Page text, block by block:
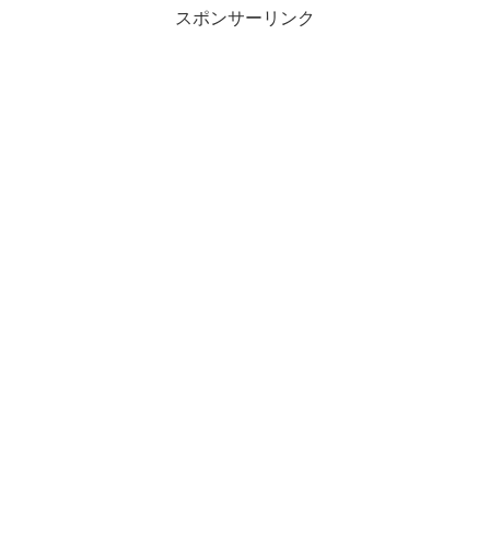
スポンサーリンク